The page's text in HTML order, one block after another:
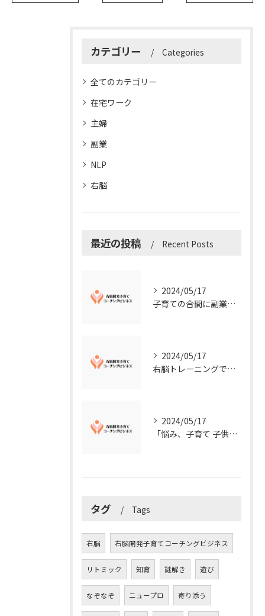
カテゴリー Categories
全てのカテゴリー
在宅ワーク
主婦
副業
NLP
右脳
最近の投稿 Recent Posts
2024/05/17
子育ての合間に副業コーチングで収入アップ！右脳開発子育てコーチングビジネスの可能性とは？
2024/05/17
右脳トレーニングで視覚的センスを磨こう！
2024/05/17
「悩み、子育て 子供の発達」を解決する右脳開発子育てコーチングビジネス業界の魅力とは？
タグ Tags
右脳 右脳開発子育てコーチングビジネス
リトミック 知育 謎解き 遊び
なぞなぞ ニュープロ 寄り添う